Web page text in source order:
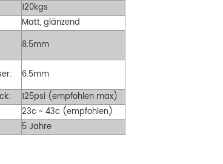
120kgs
Matt, glänzend
8.5mm
6.5mm
125psi (empfohlen max)
23c ~ 43c (empfohlen)
5 Jahre